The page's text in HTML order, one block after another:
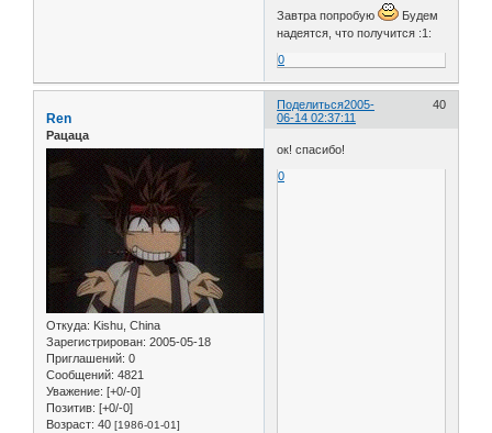
Завтра попробую
Будем
надеятся, что получится :1:
0
Поделиться 40
2005-
06-14 02:37:11
Ren
Рацаца
Откуда: Kishu, China
Зарегистрирован: 2005-05-18
Приглашений: 0
Сообщений: 4821
Уважение: [+0/-0]
Позитив: [+0/-0]
Возраст: 40 [1986-01-01]
ок! спасибо!
0